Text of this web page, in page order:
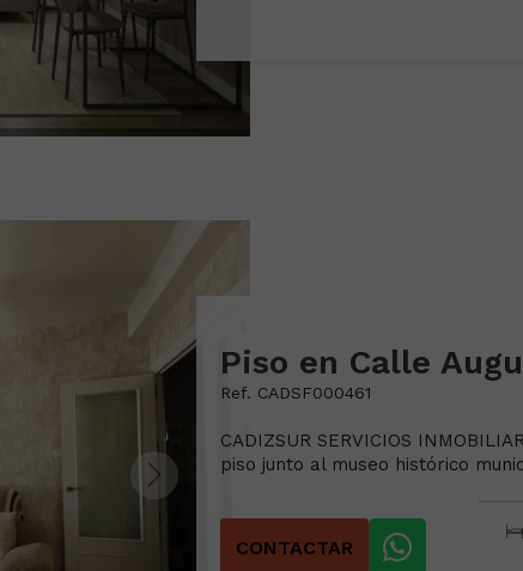
Ref. CADSF000461
CADIZSUR SERVICIOS
piso junto al museo histórico
CONTACTAR